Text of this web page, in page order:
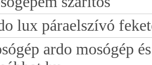
lux páraelszívó
ardo mosógép